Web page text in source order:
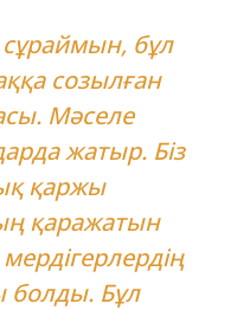
сұраймын, бұл
созылған
Мәселе
жатыр. Біз
қаржы
қаражатын
болды. Бұл